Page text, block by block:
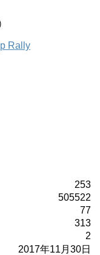
Rally
253
505522
77
313
2
2017年11月30日